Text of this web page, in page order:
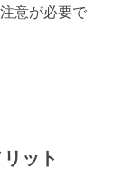
意が必要で
ット